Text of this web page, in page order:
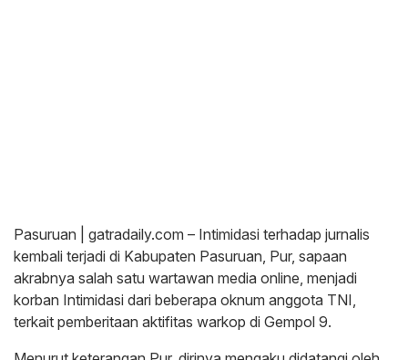
Pasuruan | gatradaily.com – Intimidasi terhadap jurnalis
kembali terjadi di Kabupaten Pasuruan, Pur, sapaan
akrabnya salah satu wartawan media online, menjadi
korban Intimidasi dari beberapa oknum anggota TNI,
terkait pemberitaan aktifitas warkop di Gempol 9.